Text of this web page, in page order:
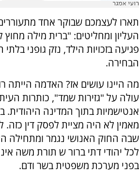
רועי אמגר
תארו לעצמכם שבוקר אחד
העליון ומחליטים: "ברית מילה מחוץ
פגיעה בזכויות הילד, נזק גופני
הבחירה.
מה היינו עושים אז? האדמה הייתה
עולה על "גזירות שמד", כותרות
אנטישמיות בתוך המדינה היהודית.
מאמין לא היה מציית לפסק דין כזה.
שבה החוק האנושי נגמר ומתחילה
לכל יהודי דתי ברור ש תורת משה
בפני מערכת משפטית בשר ודם.